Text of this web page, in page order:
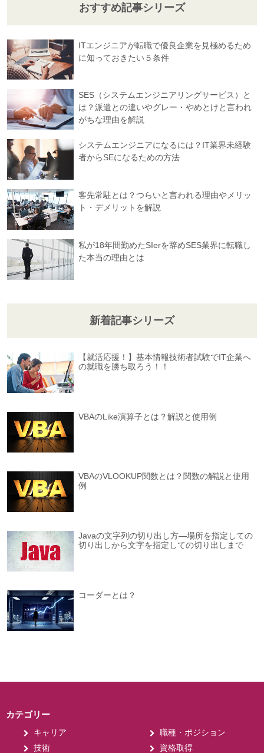
おすすめ記事シリーズ
ITエンジニアが転職で優良企業を見極めるため
に知っておきたい５条件
SES（システムエンジニアリングサービス）と
は？派遣との違いやグレー・やめとけと言われ
がちな理由を解説
システムエンジニアになるには？IT業界未経験
者からSEになるための方法
客先常駐とは？つらいと言われる理由やメリッ
ト・デメリットを解説
私が18年間勤めたSIerを辞めSES業界に転職し
た本当の理由とは
新着記事シリーズ
【就活応援！】基本情報技術者試験でIT企業へ
の就職を勝ち取ろう！！
VBAのLike演算子とは？解説と使用例
VBAのVLOOKUP関数とは？関数の解説と使用
例
Javaの文字列の切り出し方―場所を指定しての
切り出しから文字を指定しての切り出しまで
コーダーとは？
カテゴリー
キャリア
職種・ポジション
技術
資格取得